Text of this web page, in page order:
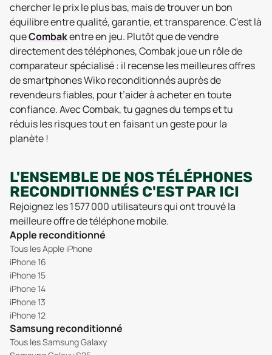
chercher le prix le plus bas, mais de trouver un bon
équilibre entre qualité, garantie, et transparence. C’est là
queCombakentre en jeu. Plutôt que de vendre
directement des téléphones, Combak joue un rôle de
comparateur spécialisé : il recense les meilleures offres
de smartphones Wiko reconditionnés auprès de
revendeurs fiables, pour t’aider à acheter en toute
confiance. Avec Combak, tu gagnes du temps et tu
réduis les risques tout en faisant un geste pour la
planète !
L'ENSEMBLE DE NOS TÉLÉPHONES
RECONDITIONNÉS C'EST PAR ICI
Rejoignez les 1 577 000 utilisateurs qui ont trouvé la
meilleure offre de téléphone mobile.
Apple reconditionné
Tous les Apple iPhone
iPhone 16
iPhone 15
iPhone 14
iPhone 13
iPhone 12
Samsung reconditionné
Tous les Samsung Galaxy